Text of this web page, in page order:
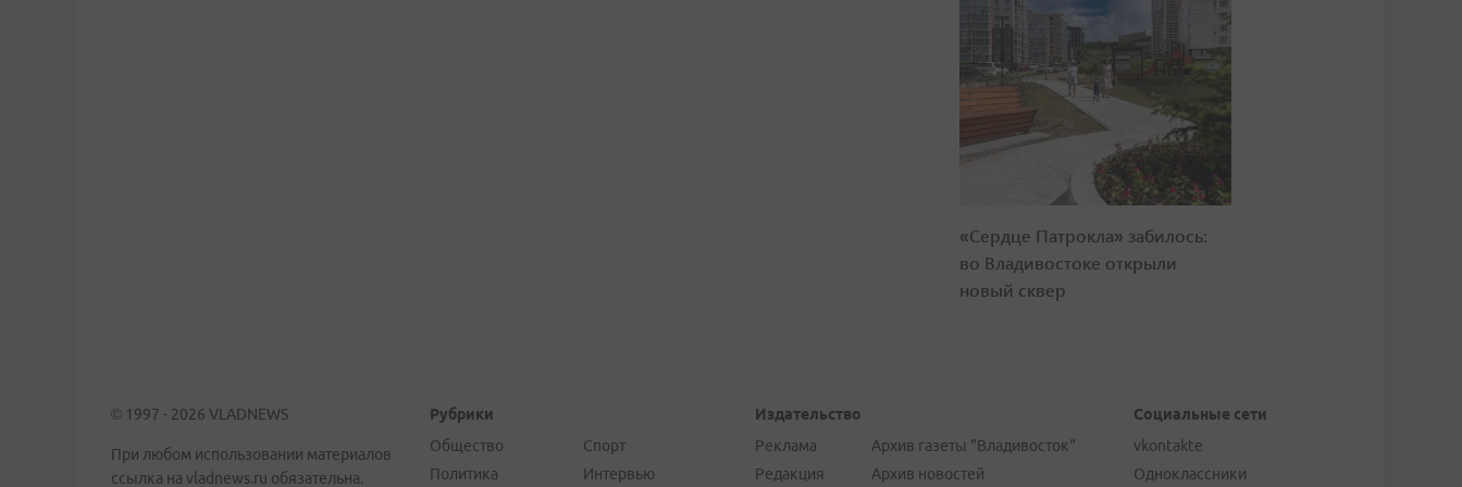
«Сердце Патрокла» забилось:
во Владивостоке открыли
новый сквер
© 1997 - 2026 VLADNEWS
При любом использовании материалов
ссылка на vladnews.ru обязательна.
Рубрики
Общество
Политика
Спорт
Интервью
Издательство
Реклама
Редакция
Архив газеты "Владивосток"
Архив новостей
Социальные сети
vkontakte
Одноклассники